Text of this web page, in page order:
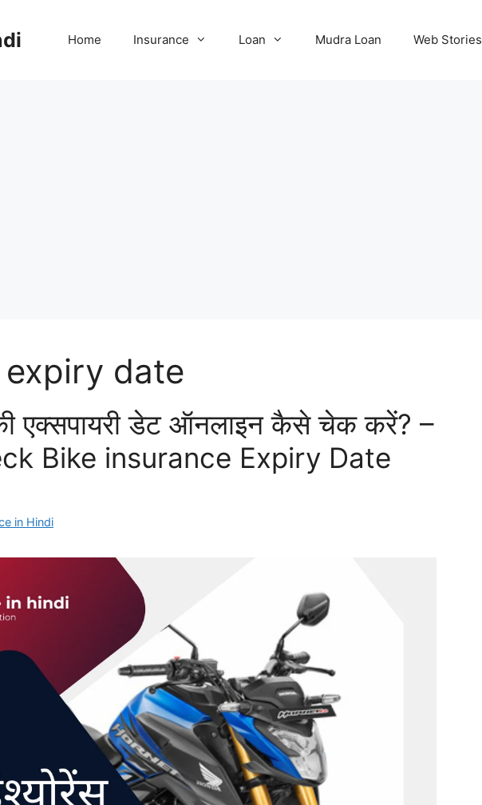
Home Insurance Loan Mudra Loan Web Stories
date
एक्सपायरी डेट ऑनलाइन कैसे चेक करें? –
Bike insurance Expiry Date
in Hindi